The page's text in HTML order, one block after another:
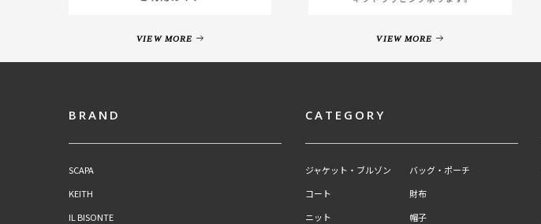
VIEW MORE VIEW MORE
BRAND
SCAPA
KEITH
IL BISONTE
CATEGORY
ジャケット・ブルゾン
コート
ニット
バッグ・ポーチ
財布
帽子